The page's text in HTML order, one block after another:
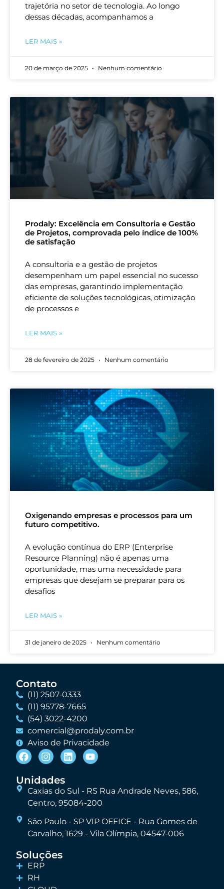
trajetória no setor de tecnologia. Ao longo
dessas décadas, acompanhamos a
LER MAIS »
20 de março de 2025 Nenhum comentário
Prodaly: Excelência em Consultoria e Gestão
de Projetos, comprovada pelo índice de 100%
de satisfação
A consultoria e a gestão de projetos
desempenham um papel essencial no sucesso
das empresas, garantindo implementação
eficiente de soluções tecnológicas, otimização
de processos e
LER MAIS »
28 de fevereiro de 2025 Nenhum comentário
Oxigenando empresas e processos para um
futuro competitivo.
A evolução contínua do ERP (Enterprise
Resource Planning) não é apenas uma
oportunidade, mas uma necessidade para
empresas que desejam se preparar para os
desafios
LER MAIS »
31 de janeiro de 2025 Nenhum comentário
Contato
(11) 2507-0333
(11) 95778-7665
(54) 3022-4200
comercial@prodaly.com.br
Aviso de Privacidade
Unidades
Caxias do Sul - RS Rua Andrade Neves, 586,
Centro, 95084-200
São Paulo - SP VIP OFFICE - Rua Gomes de
Carvalho, 1629 - Vila Olímpia, 04547-006
Soluções
ERP
RH